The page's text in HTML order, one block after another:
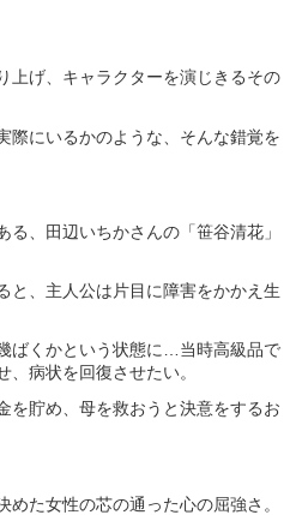
上げ、キャラクターを演じきるその
際にいるかのような、そんな錯覚を
る、田辺いちかさんの「笹谷清花 」
と、主人公は片目に障害をかかえ生
ばくかという状態に…当時高級品で
病状を回復させたい。
を貯め、母を救おうと決意をするお
た女性の芯の通った心の屈強さ。